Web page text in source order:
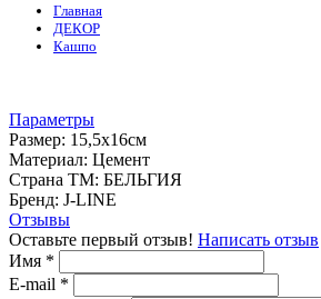
Главная
ДЕКОР
Кашпо
Параметры
Размер: 15,5х16см
Mатериал: Цемент
Страна ТМ: БЕЛЬГИЯ
Бренд: J-LINE
Отзывы
Оставьте первый отзыв! Написать отзыв
Имя *
E-mail *